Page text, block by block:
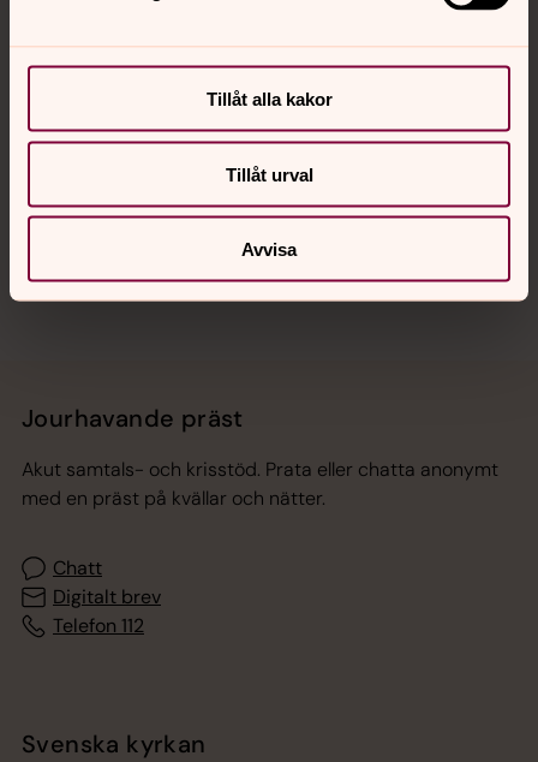
Tillåt alla kakor
Tillåt urval
Avvisa
Kalender
Hitta snabbt
Sociala kanaler
Jourhavande präst
Akut samtals- och krisstöd. Prata eller chatta anonymt
med en präst på kvällar och nätter.
Chatt
Digitalt brev
Telefon 112
Svenska kyrkan